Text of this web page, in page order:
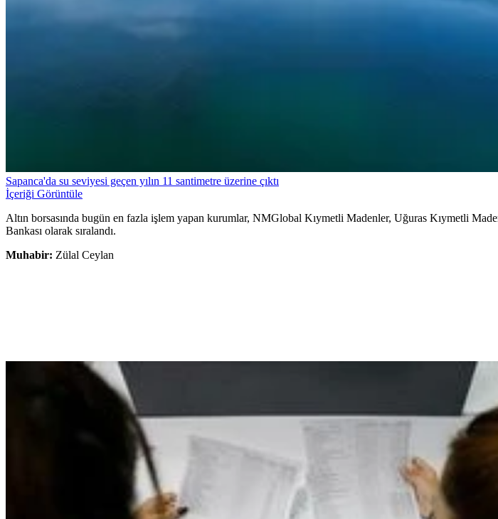
Sapanca'da su seviyesi geçen yılın 11 santimetre üzerine çıktı
İçeriği Görüntüle
Altın borsasında bugün en fazla işlem yapan kurumlar, NMGlobal Kıymetli Madenler, Uğuras Kıymetli
Bankası olarak sıralandı.
Muhabir: Zülal Ceylan